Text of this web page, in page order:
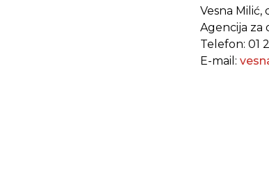
Vesna Milić,
Agencija za
Telefon: 01
E-mail: